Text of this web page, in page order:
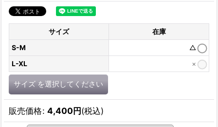
サイズ
在庫
S-M
△
L-XL
×
サイズ を選択してください
販売価格: 4,400円(税込)